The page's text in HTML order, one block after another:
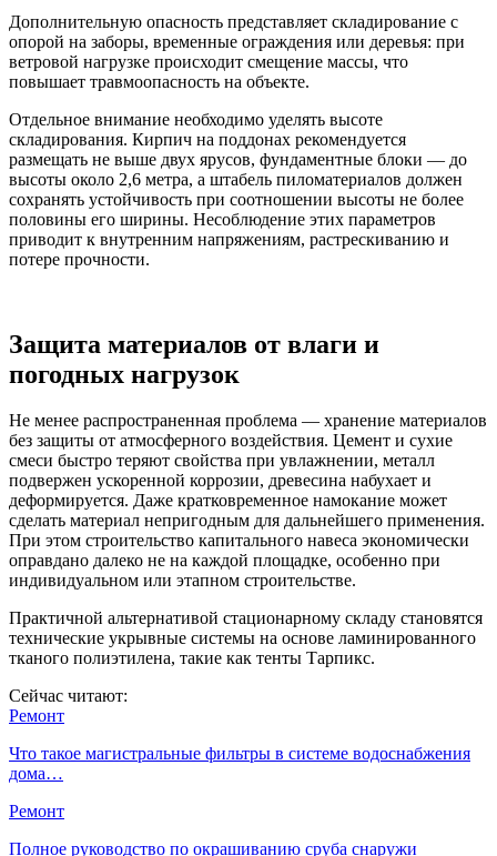
Дополнительную опасность представляет складирование с
опорой на заборы, временные ограждения или деревья: при
ветровой нагрузке происходит смещение массы, что
повышает травмоопасность на объекте.
Отдельное внимание необходимо уделять высоте
складирования. Кирпич на поддонах рекомендуется
размещать не выше двух ярусов, фундаментные блоки — до
высоты около 2,6 метра, а штабель пиломатериалов должен
сохранять устойчивость при соотношении высоты не более
половины его ширины. Несоблюдение этих параметров
приводит к внутренним напряжениям, растрескиванию и
потере прочности.
Защита материалов от влаги и
погодных нагрузок
Не менее распространенная проблема — хранение материалов
без защиты от атмосферного воздействия. Цемент и сухие
смеси быстро теряют свойства при увлажнении, металл
подвержен ускоренной коррозии, древесина набухает и
деформируется. Даже кратковременное намокание может
сделать материал непригодным для дальнейшего применения.
При этом строительство капитального навеса экономически
оправдано далеко не на каждой площадке, особенно при
индивидуальном или этапном строительстве.
Практичной альтернативой стационарному складу становятся
технические укрывные системы на основе ламинированного
тканого полиэтилена, такие как тенты Тарпикс.
Сейчас читают:
Ремонт
Что такое магистральные фильтры в системе водоснабжения
дома…
Ремонт
Полное руководство по окрашиванию сруба снаружи